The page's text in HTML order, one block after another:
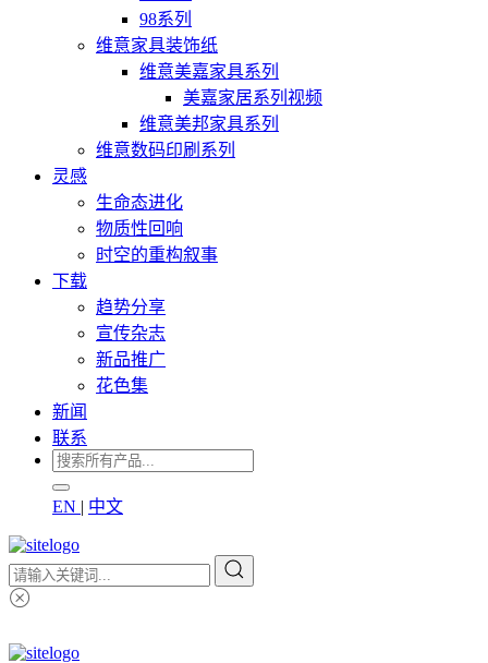
98系列
维意家具装饰纸
维意美嘉家具系列
美嘉家居系列视频
维意美邦家具系列
维意数码印刷系列
灵感
生命态进化
物质性回响
时空的重构叙事
下载
趋势分享
宣传杂志
新品推广
花色集
新闻
联系
EN | 中文